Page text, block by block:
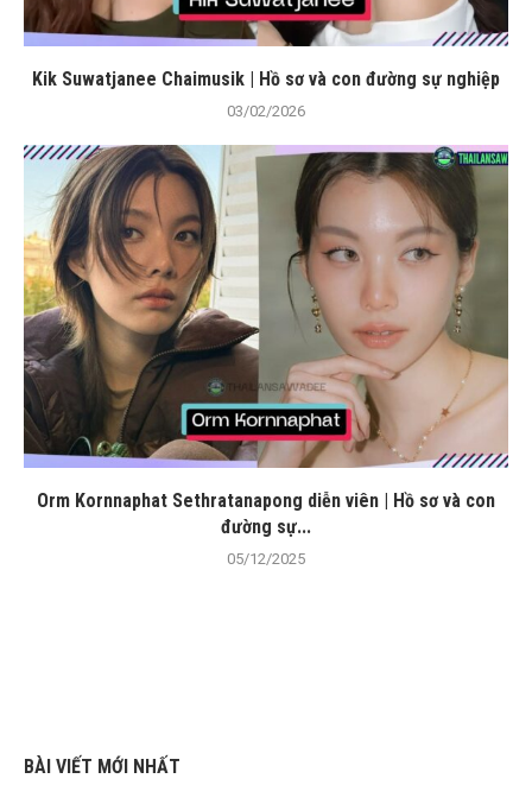
Kik Suwatjanee Chaimusik | Hồ sơ và con đường sự nghiệp
03/02/2026
Orm Kornnaphat Sethratanapong diễn viên | Hồ sơ và con
đường sự...
05/12/2025
BÀI VIẾT MỚI NHẤT